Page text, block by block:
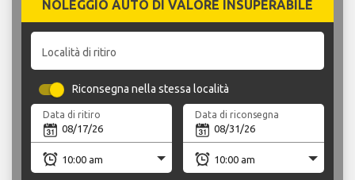
NOLEGGIO AUTO DI VALORE INSUPERABILE
Località di ritiro
Riconsegna nella stessa località
Data di ritiro Data di riconsegna